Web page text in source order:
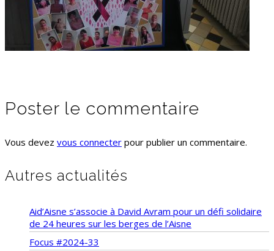
Poster le commentaire
Vous devez vous connecter pour publier un commentaire.
Autres actualités
Aid’Aisne s’associe à David Avram pour un défi solidaire
de 24 heures sur les berges de l’Aisne
Focus #2024-33